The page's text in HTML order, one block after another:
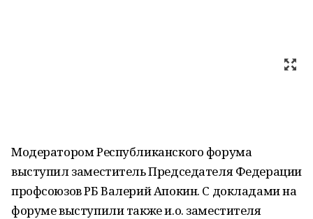
Модератором Республиканского форума
выступил заместитель Председателя Федерации
профсоюзов РБ Валерий Апокин. С докладами на
форуме выступили также и.о. заместителя